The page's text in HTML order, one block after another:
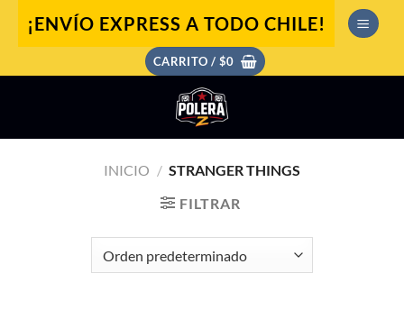
¡ENVÍO EXPRESS A TODO CHILE!
CARRITO / $0
INICIO / STRANGER THINGS
FILTRAR